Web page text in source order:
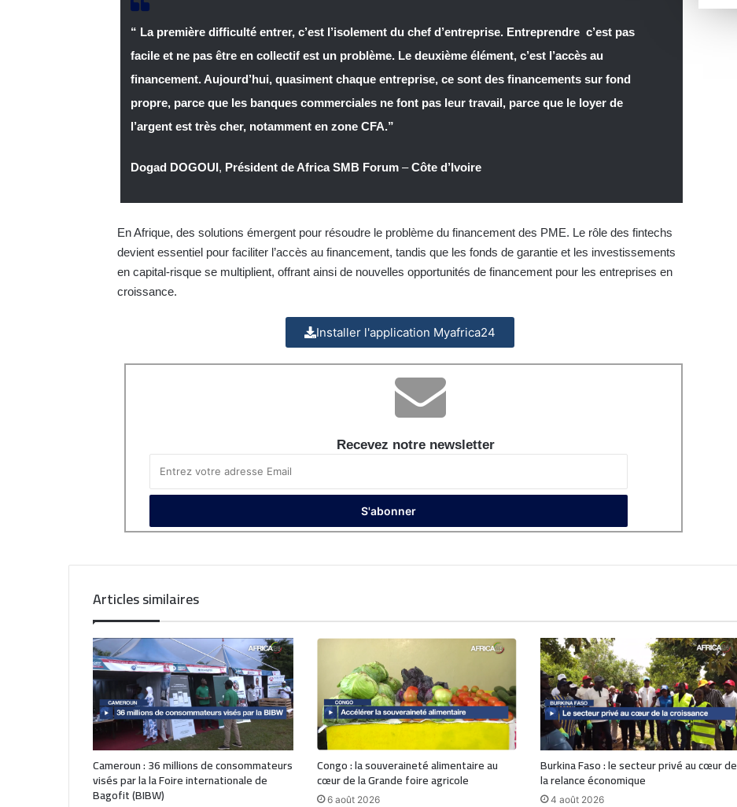
“ La première difficulté entrer, c’est l’isolement du chef d’entreprise. Entreprendre c’est pas
facile et ne pas être en collectif est un problème. Le deuxième élément, c’est l’accès au
financement. Aujourd’hui, quasiment chaque entreprise, ce sont des financements sur fond
propre, parce que les banques commerciales ne font pas leur travail, parce que le loyer de
l’argent est très cher, notamment en zone CFA.”
Dogad DOGOUI, Président de Africa SMB Forum–Côte d’Ivoire
En Afrique, des solutions émergent pour résoudre le problème du financement des PME. Le rôle des fintechs
devient essentiel pour faciliter l’accès au financement, tandis que les fonds de garantie et les investissements
en capital-risque se multiplient, offrant ainsi de nouvelles opportunités de financement pour les entreprises en
croissance.
Installer l'application Myafrica24
Recevez notre newsletter
Articles similaires
Cameroun : 36 millions de consommateurs
visés par la la Foire internationale de
Bagofit (BIBW)
Congo : la souveraineté alimentaire au
cœur de la Grande foire agricole
6 août 2026
Burkina Faso : le secteur privé au cœur de
la relance économique
4 août 2026